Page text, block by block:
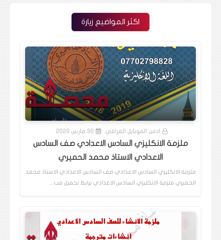
اكثر المواضيع زيارة
ادمن الموبايل العراقي 30 مارس 2020
ملزمة الانكليزي السادس الاعدادي صف السادس
الاعدادي الاستاذ محمد الحميري
ملزمة الانكليزي السادس الاعدادي صف السادس الاعدادي الاستاذ محمد
الحميري ملزمة الانكليزي السادس الاعدادي برابط تحميل مب…